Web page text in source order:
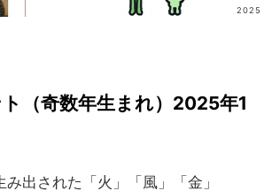
記憶
に一
【極
半期
メン
2025
（奇数年生まれ）2025年1
出された「火」「風」「金」